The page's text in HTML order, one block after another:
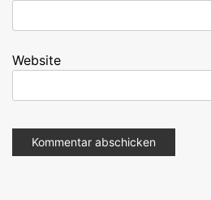
Website